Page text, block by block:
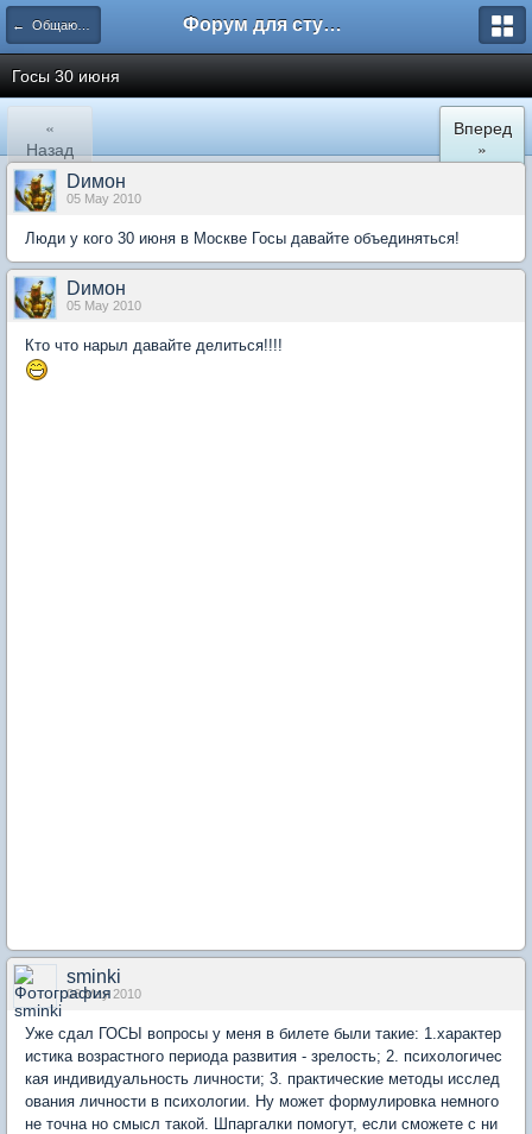
← Общаются психологи Форум для студента СГА
Госы 30 июня
«
Назад
Вперед
»
Dимон
05 May 2010
Люди у кого 30 июня в Москве Госы давайте объединяться!
Dимон
05 May 2010
Кто что нарыл давайте делиться!!!!
sminki
06 May 2010
Уже сдал ГОСЫ вопросы у меня в билете были такие: 1.характер
истика возрастного периода развития - зрелость; 2. психологичес
кая индивидуальность личности; 3. практические методы исслед
ования личности в психологии. Ну может формулировка немного
не точна но смысл такой. Шпаргалки помогут, если сможете с ни